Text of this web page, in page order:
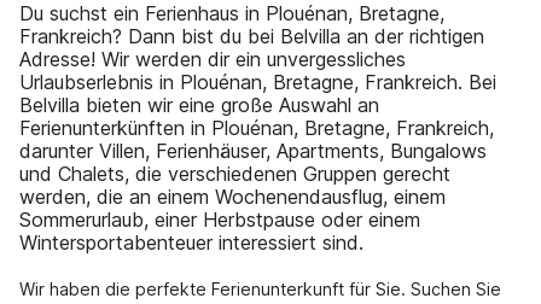
Du suchst ein Ferienhaus in Plouénan, Bretagne,
Frankreich? Dann bist du bei Belvilla an der richtigen
Adresse! Wir werden dir ein unvergessliches
Urlaubserlebnis in Plouénan, Bretagne, Frankreich. Bei
Belvilla bieten wir eine große Auswahl an
Ferienunterkünften in Plouénan, Bretagne, Frankreich,
darunter Villen, Ferienhäuser, Apartments, Bungalows
und Chalets, die verschiedenen Gruppen gerecht
werden, die an einem Wochenendausflug, einem
Sommerurlaub, einer Herbstpause oder einem
Wintersportabenteuer interessiert sind.
Wir haben die perfekte Ferienunterkunft für Sie. Suchen Sie